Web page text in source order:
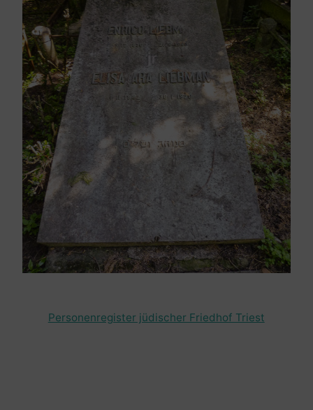
Personenregister jüdischer Friedhof Triest